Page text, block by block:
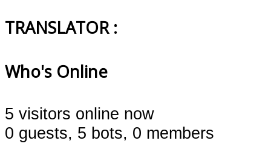
TRANSLATOR :
Who's Online
5 visitors online now
0 guests, 5 bots, 0 members